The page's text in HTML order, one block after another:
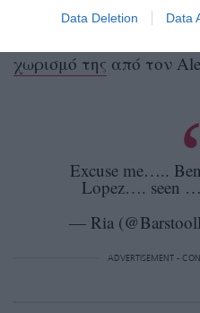
Data Deletion Data
με την πρώην
χωρισμό της από τον
Excuse me…..
Lopez…. seen
— Ria
ADVERTISEMENT -